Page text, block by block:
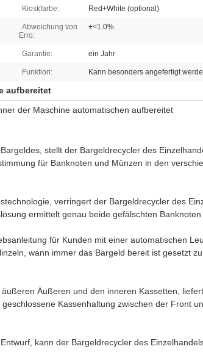
Kioskfarbe: Red+White (optional)
Abweichung von
Erro:
±<1.0%
Garantie: ein Jahr
Funktion: Kann besonders angefertigt
aufbereitet
der Maschine automatischen aufbereitet
stellt der Bargeldrecycler des
für Banknoten und Münzen in den
verringert der Bargeldrecycler des
ermittelt genau beide gefälschten Banknoten
für Kunden mit einer automatischen
wann immer das Bargeld bereit ist gesetzt
Äußeren und den inneren Kassetten,
Kassenhaltung zwischen der Front
kann der Bargeldrecycler des